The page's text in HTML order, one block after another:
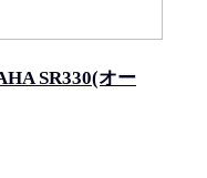
SR330(オー